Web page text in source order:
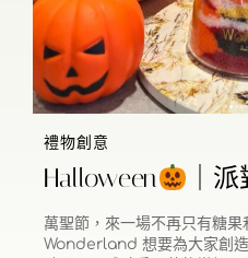
禮物創意
Halloween ｜
萬聖節，來一場不再只有糖
Wonderland 想要為大家創造